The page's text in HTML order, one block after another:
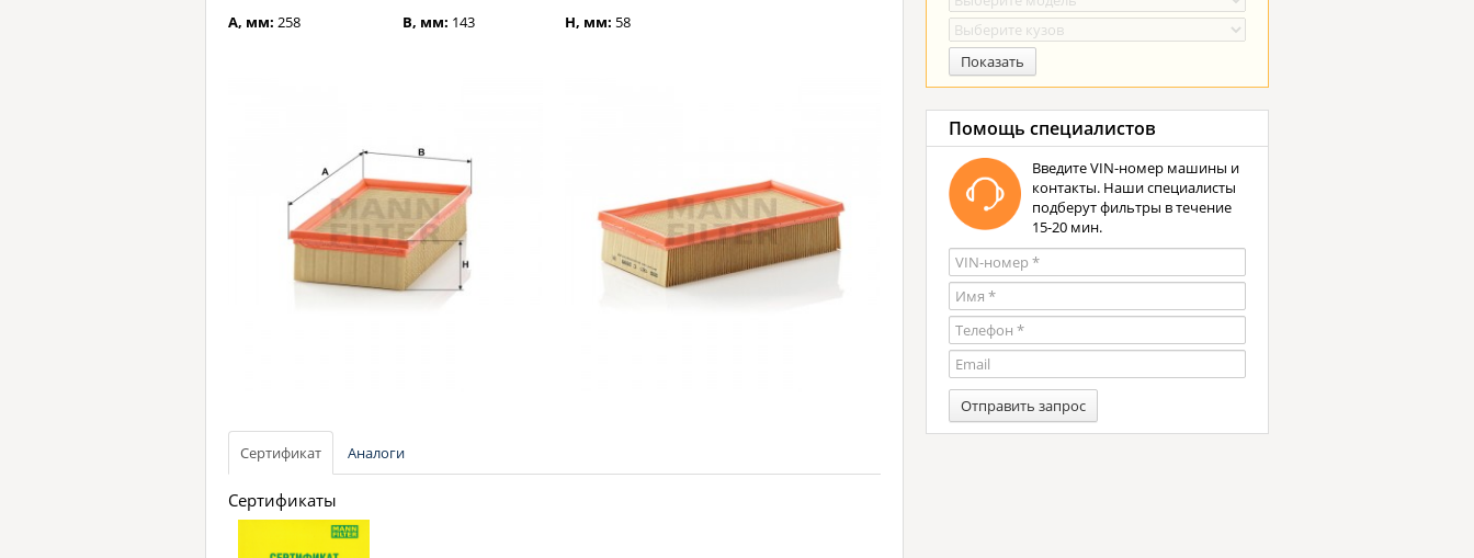
A, мм: 258 B, мм: 143 H, мм: 58
Сертификат Аналоги
Сертификаты
Показать
Помощь специалистов
Введите VIN-номер машины и
контакты. Наши специалисты
подберут фильтры в течение
15-20 мин.
Отправить запрос